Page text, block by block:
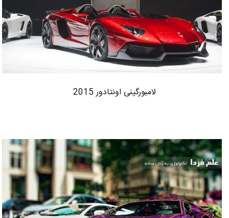
لامبورگینی اونتادور 2015